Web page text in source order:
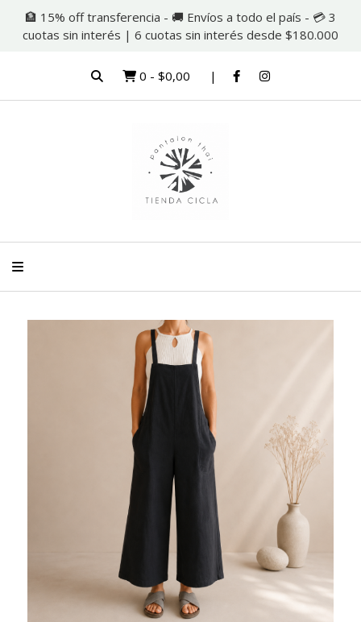
🏦 15% off transferencia - 🚚 Envíos a todo el país - 💳 3
cuotas sin interés | 6 cuotas sin interés desde $180.000
0 - $0,00